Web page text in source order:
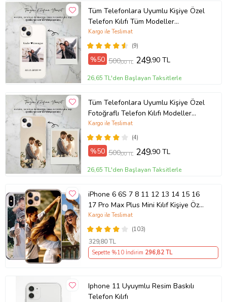
Tüm Telefonlara Uyumlu Kişiye Özel
Telefon Kılıfı Tüm Modeller
Açıklamada
(9)
Kargo ile Teslimat
%50 500,00 TL 249,90 TL
26,65 TL'den Başlayan Taksitlerle
Tüm Telefonlara Uyumlu Kişiye Özel
Fotoğraflı Telefon Kılıfı Modeller
Açıklamada
(4)
Kargo ile Teslimat
%50 500,00 TL 249,90 TL
26,65 TL'den Başlayan Taksitlerle
iPhone 6 6S 7 8 11 12 13 14 15 16
17 Pro Max Plus Mini Kılıf Kişiye Özel
Resimli Fotoğraflı Silikon
(103)
Kargo ile Teslimat
329,80 TL
Sepette %10 İndirim 296,82 TL
Iphone 11 Uyuymlu Resim Baskılı
Telefon Kılıfı